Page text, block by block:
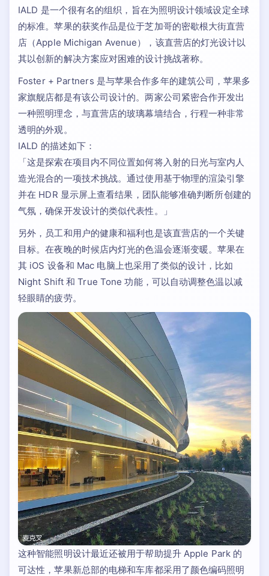
IALD 是一个很有名的组织，旨在为照明设计领域设定全球
的标准。苹果的获奖作品是位于芝加哥的密歇根大街直营
店（Apple Michigan Avenue），该直营店的灯光设计以
其以创新的解决方案应对困难的设计挑战著称。
Foster + Partners 是与苹果合作多年的建筑公司，苹果多
家旗舰店都是有该公司设计的。两家公司紧密合作开发出
一种照明理念，与直营店的玻璃幕墙结合，行程一种非常
透明的外观。
IALD 的描述如下：
「这是探索在项目内不同位置如何将入射的日光与室内人
造光混合的一项技术挑战。通过使用基于物理的渲染引擎
并在 HDR 显示屏上查看结果，团队能够准确判断所创建的
气氛，确保开发设计的类似代表性。」
另外，员工和用户的健康和福利也是该直营店的一个关键
目标。在夜晚的时候店内灯光的色温会逐渐变暖。苹果在
其 iOS 设备和 Mac 电脑上也采用了类似的设计，比如
Night Shift 和 True Tone 功能，可以自动调整色温以减
轻眼睛的疲劳。
这种智能照明设计最近还被用于帮助提升 Apple Park 的
可达性，苹果新总部的电梯和车库都采用了颜色编码照明